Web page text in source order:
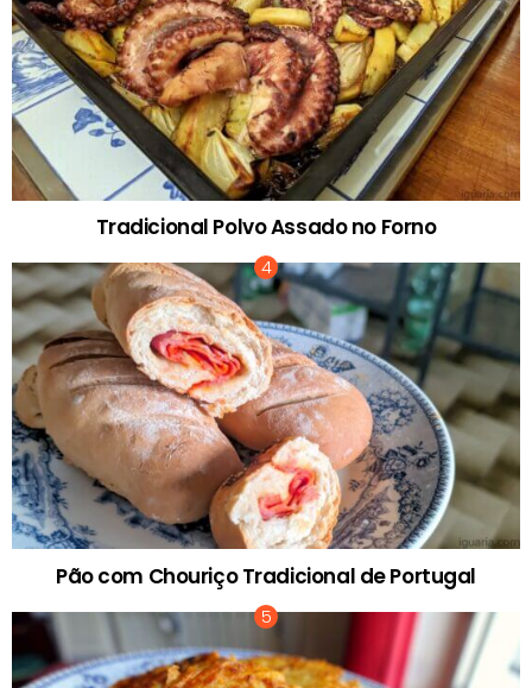
Tradicional Polvo Assado no Forno
Pão com Chouriço Tradicional de Portugal